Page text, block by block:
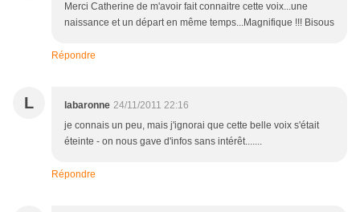
Merci Catherine de m'avoir fait connaitre cette voix...une
naissance et un départ en même temps...Magnifique !!! Bisous
Répondre
L labaronne 24/11/2011 22:16
je connais un peu, mais j'ignorai que cette belle voix s'était
éteinte - on nous gave d'infos sans intérêt.......
Répondre